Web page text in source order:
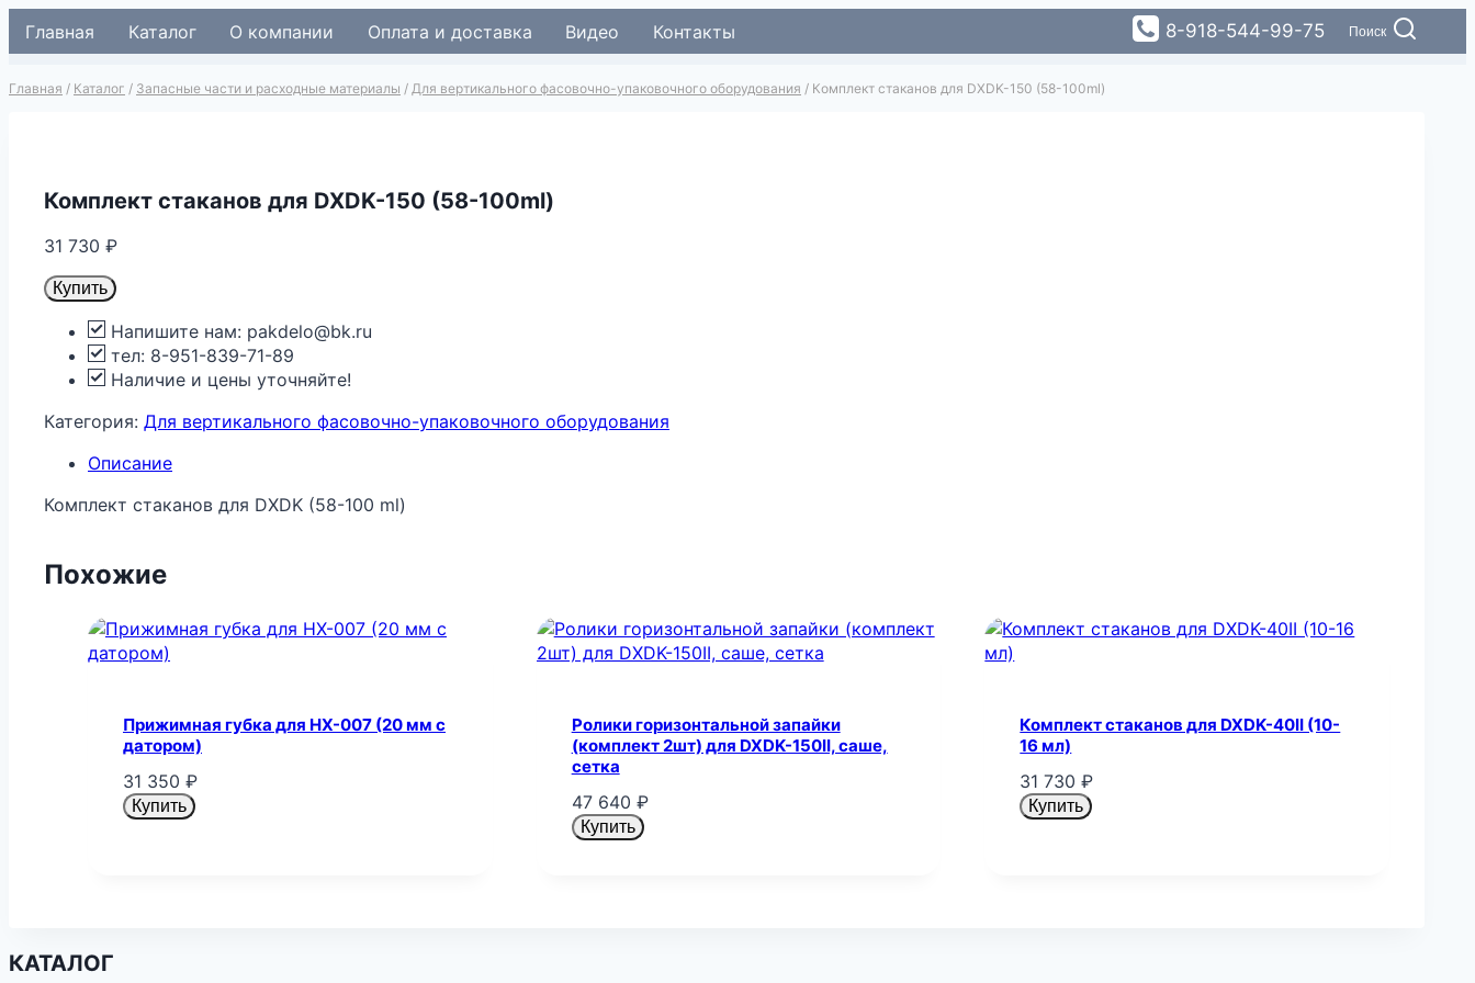
Перейти
Главная Каталог О компании Оплата и доставка Видео Контакты 8-918-544-99-75 Поиск
Главная / Каталог / Запасные части и расходные материалы / Для вертикального фасовочно-упаковочного оборудования / Комплект стаканов для DXDK-150 (58-100ml)
Комплект стаканов для DXDK-150 (58-100ml)
31 730 ₽
Купить
Напишите нам: pakdelo@bk.ru
тел: 8-951-839-71-89
Наличие и цены уточняйте!
Категория: Для вертикального фасовочно-упаковочного оборудования
Описание
Комплект стаканов для DXDK (58-100 ml)
Похожие
Прижимная губка для HX-007 (20 мм с
датором)
31 350 ₽
Купить
Ролики горизонтальной запайки
(комплект 2шт) для DXDK-150II, саше,
сетка
47 640 ₽
Купить
Комплект стаканов для DXDK-40II (10-
16 мл)
31 730₽
Купить
КАТАЛОГ